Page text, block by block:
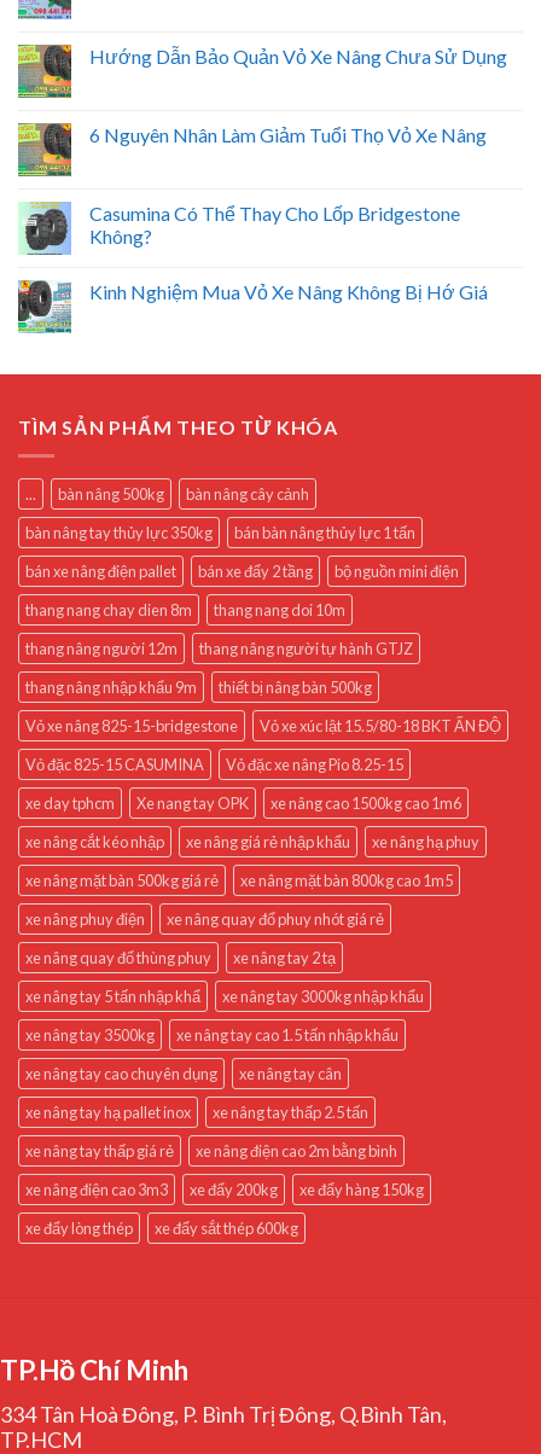
Hướng Dẫn Bảo Quản Vỏ Xe Nâng Chưa Sử Dụng
6 Nguyên Nhân Làm Giảm Tuổi Thọ Vỏ Xe Nâng
Casumina Có Thể Thay Cho Lốp Bridgestone
Không?
Kinh Nghiệm Mua Vỏ Xe Nâng Không Bị Hớ Giá
TÌM SẢN PHẨM THEO TỪ KHÓA
... bàn nâng 500kg
bàn nâng cây cảnh
bàn nâng tay thủy lực 350kg
bán bàn nâng thủy lực 1 tấn
bán xe nâng điện pallet
bán xe đẩy 2 tầng
bộ nguồn mini điện
thang nang chay dien 8m
thang nang doi 10m
thang nâng người 12m
thang nâng người tự hành GTJZ
thang nâng nhập khẩu 9m
thiết bị nâng bàn 500kg
Vỏ xe nâng 825-15-bridgestone
Vỏ xe xúc lật 15.5/80-18 BKT ẤN ĐỘ
Vỏ đặc 825-15 CASUMINA
Vỏ đặc xe nâng Pio 8.25-15
xe day tphcm
Xe nang tay OPK
xe nâng cao 1500kg cao 1m6
xe nâng cắt kéo nhập
xe nâng giá rẻ nhập khẩu
xe nâng hạ phuy
xe nâng mặt bàn 500kg giá rẻ
xe nâng mặt bàn 800kg cao 1m5
xe nâng phuy điện
xe nâng quay đổ phuy nhót giá rẻ
xe nâng quay đổ thùng phuy
xe nâng tay 2 tạ
xe nâng tay 5 tấn nhập khẩ
xe nâng tay 3000kg nhập khẩu
xe nâng tay 3500kg
xe nâng tay cao 1.5 tấn nhập khẩu
xe nâng tay cao chuyên dụng
xe nâng tay cân
xe nâng tay hạ pallet inox
xe nâng tay thấp 2.5 tấn
xe nâng tay thấp giá rẻ
xe nâng điện cao 2m bằng bình
xe nâng điện cao 3m3
xe đẩy 200kg
xe đẩy hàng 150kg
xe đẩy lòng thép
xe đẩy sắt thép 600kg
TP.Hồ Chí Minh
334 Tân Hoà Đông, P. Bình Trị Đông, Q.Bình Tân,
TP.HCM